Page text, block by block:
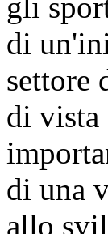
di
settore
di vista
di una
allo